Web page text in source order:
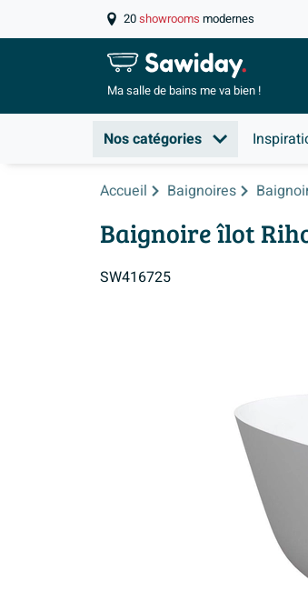
20showrooms modernes
Ma salle debains me va bien !
Nos catégories
Accueil Baignoires
Baignoire îlot
SW416725